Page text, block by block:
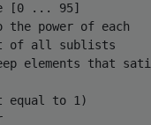
[0 ... 95]
the power of each
of all sublists
elements that
equal to 1)